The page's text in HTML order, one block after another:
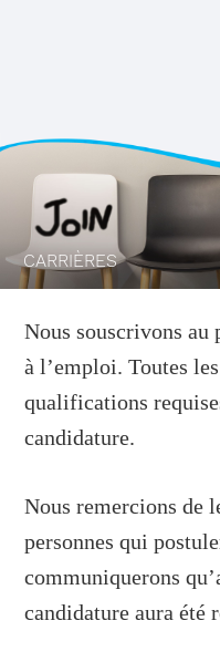
CARRIÈRES
Nous souscrivons au
à l’emploi. Toutes
qualifications
candidature.
Nous remercions de
personnes qui
communiquerons
candidature aura été